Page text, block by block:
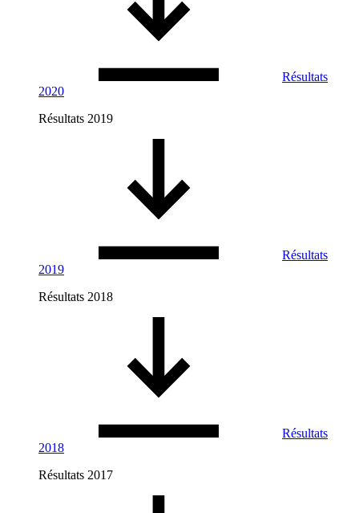
Résultats
2020
Résultats 2019
Résultats
2019
Résultats 2018
Résultats
2018
Résultats 2017